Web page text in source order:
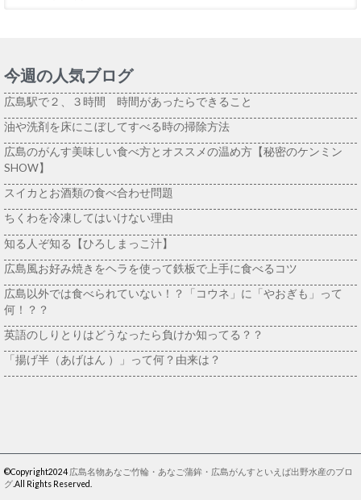
今週の人気ブログ
広島駅で２、３時間 時間があったらできること
油や洗剤を床にこぼしてすべる時の掃除方法
広島のがんす美味しい食べ方とオススメの温め方【秘密のケンミン
SHOW】
スイカとお酒類の食べ合わせ問題
ちくわを冷凍してはいけない理由
知る人ぞ知る【ひろしまっこ汁】
広島風お好み焼きをヘラを使って鉄板で上手に食べるコツ
広島以外では食べられていない！？「コウネ」に「やおぎも」って
何！？？
英語のしりとりはどうなったら負けか知ってる？？
「揚げ半（あげはん ）」って何？由来は？
©Copyright2024 広島名物あなご竹輪・あなご蒲鉾・広島がんすといえば出野水産のブロ
グ.All Rights Reserved.